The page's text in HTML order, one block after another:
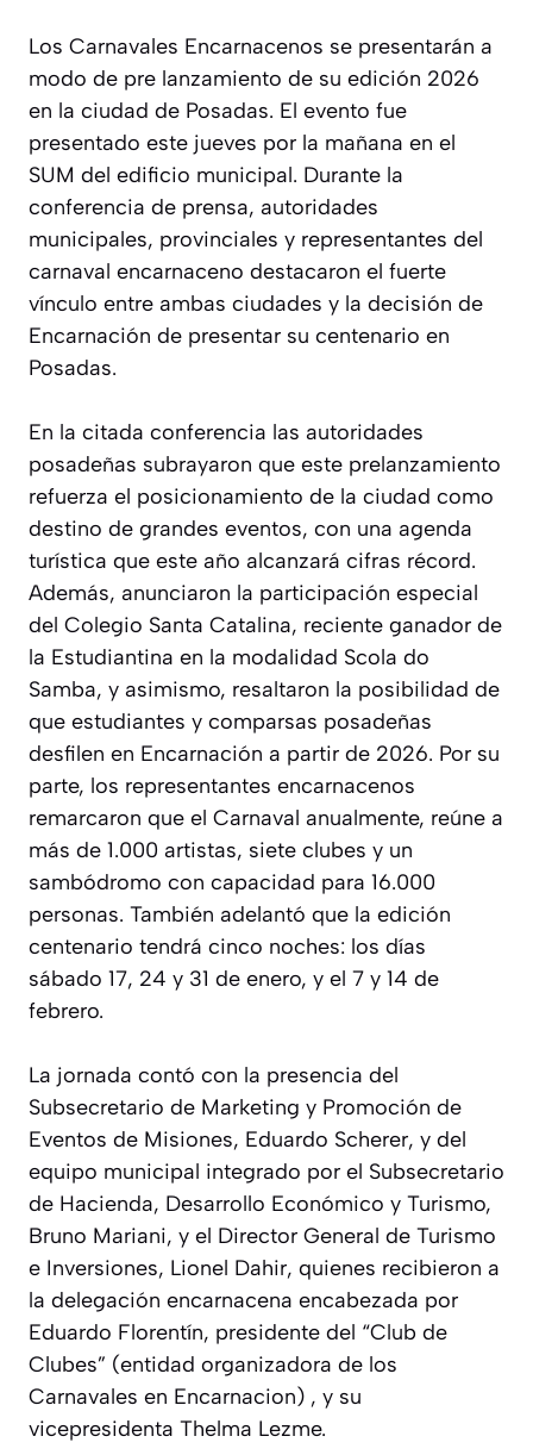
Los Carnavales Encarnacenos se presentarán a
modo de pre lanzamiento de su edición 2026
en la ciudad de Posadas. El evento fue
presentado este jueves por la mañana en el
SUM del edificio municipal. Durante la
conferencia de prensa, autoridades
municipales, provinciales y representantes del
carnaval encarnaceno destacaron el fuerte
vínculo entre ambas ciudades y la decisión de
Encarnación de presentar su centenario en
Posadas.
En la citada conferencia las autoridades
posadeñas subrayaron que este prelanzamiento
refuerza el posicionamiento de la ciudad como
destino de grandes eventos, con una agenda
turística que este año alcanzará cifras récord.
Además, anunciaron la participación especial
del Colegio Santa Catalina, reciente ganador de
la Estudiantina en la modalidad Scola do
Samba, y asimismo, resaltaron la posibilidad de
que estudiantes y comparsas posadeñas
desfilen en Encarnación a partir de 2026. Por su
parte, los representantes encarnacenos
remarcaron que el Carnaval anualmente, reúne a
más de 1.000 artistas, siete clubes y un
sambódromo con capacidad para 16.000
personas. También adelantó que la edición
centenario tendrá cinco noches: los días
sábado 17, 24 y 31 de enero, y el 7 y 14 de
febrero.
La jornada contó con la presencia del
Subsecretario de Marketing y Promoción de
Eventos de Misiones, Eduardo Scherer, y del
equipo municipal integrado por el Subsecretario
de Hacienda, Desarrollo Económico y Turismo,
Bruno Mariani, y el Director General de Turismo
e Inversiones, Lionel Dahir, quienes recibieron a
la delegación encarnacena encabezada por
Eduardo Florentín, presidente del “Club de
Clubes” (entidad organizadora de los
Carnavales en Encarnacion) , y su
vicepresidenta Thelma Lezme.